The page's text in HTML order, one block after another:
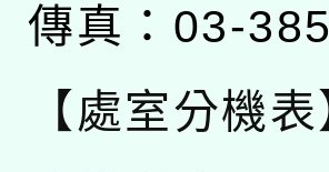
傳真：03-
【處室分機表